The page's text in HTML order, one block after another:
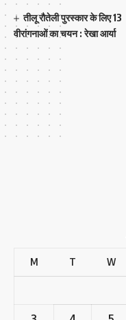
तीलू रौतेली पुरस्कार के लिए 13
वीरांगनाओं का चयन : रेखा आर्या
M T W